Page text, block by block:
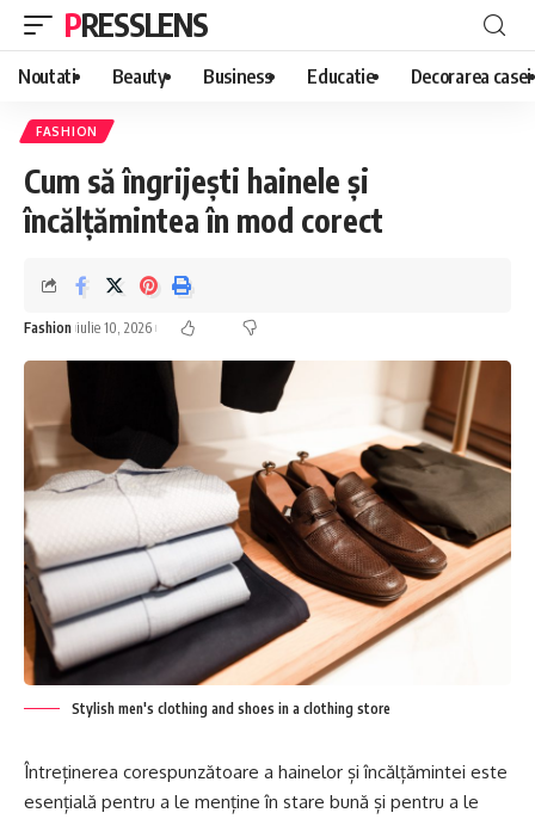
PRESSLENS
Noutati Beauty Business Educatie Decorarea casei
FASHION
Cum să îngrijești hainele și
încălțămintea în mod corect
Fashion iulie 10, 2026
Stylish men's clothing and shoes in a clothing store
Întreținerea corespunzătoare a hainelor și încălțămintei este
esențială pentru a le menține în stare bună și pentru a le